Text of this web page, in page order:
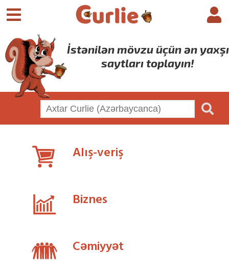
İstənilən mövzu üçün ən yaxşı
saytları toplayın!
Alış-veriş
Biznes
Cəmiyyət